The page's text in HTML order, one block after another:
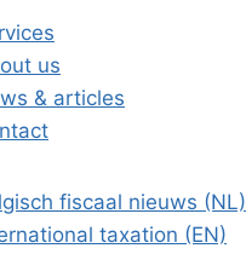
us
& articles
fiscaal nieuws (NL)
taxation (EN)